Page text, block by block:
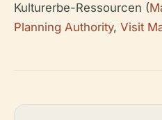
Kulturerbe-Ressourcen (
Planning Authority, Visit